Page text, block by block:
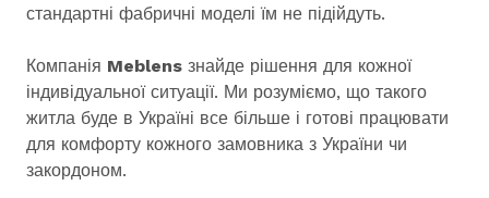
стандартні фабричні моделі їм не підійдуть.
Компанія Meblens знайде рішення для кожної
індивідуальної ситуації. Ми розуміємо, що такого
житла буде в Україні все більше і готові працювати
для комфорту кожного замовника з України чи
закордоном.